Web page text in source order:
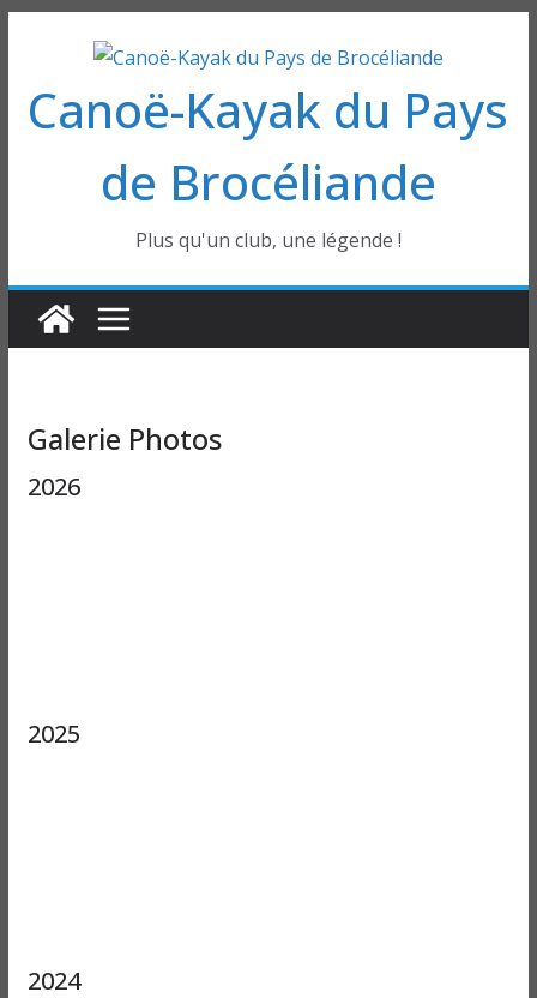
contenu
Canoë-Kayak du Pays
de Brocéliande
Plus qu'un club, une légende !
Galerie Photos
2026
2025
2024